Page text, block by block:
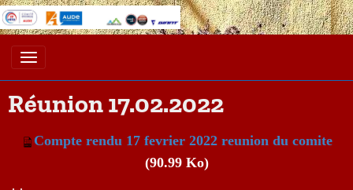
Réunion 17.02.2022
Compte rendu 17 fevrier 2022 reunion du comite
(90.99 Ko)